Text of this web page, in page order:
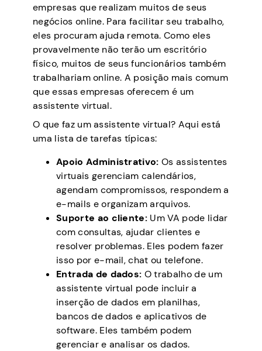
empresas que realizam muitos de seus
negócios online. Para facilitar seu trabalho,
eles procuram ajuda remota. Como eles
provavelmente não terão um escritório
físico, muitos de seus funcionários também
trabalhariam online. A posição mais comum
que essas empresas oferecem é um
assistente virtual.
O que faz um assistente virtual? Aqui está
uma lista de tarefas típicas:
Apoio Administrativo:Os assistentes
virtuais gerenciam calendários,
agendam compromissos, respondem a
e-mails e organizam arquivos.
Suporte ao cliente: Um VA pode lidar
com consultas, ajudar clientes e
resolver problemas. Eles podem fazer
isso por e-mail, chat ou telefone.
Entrada de dados: O trabalho de um
assistente virtual pode incluir a
inserção de dados em planilhas,
bancos de dados e aplicativos de
software. Eles também podem
gerenciar e analisar os dados.